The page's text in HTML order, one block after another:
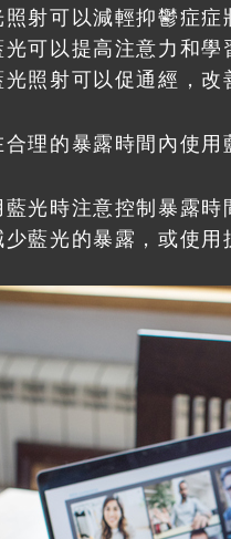
射可以減輕抑鬱症症
可以提高注意力和學
照射可以促通經，改
理的暴露時間內使
光時注意控制暴露
藍光的暴露，或使用